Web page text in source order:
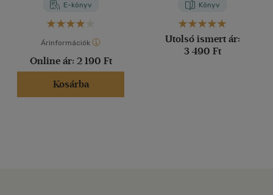
E-könyv
Árinformációk
Online ár: 2 190 Ft
Kosárba
Könyv
Utolsó ismert ár:
3 490 Ft